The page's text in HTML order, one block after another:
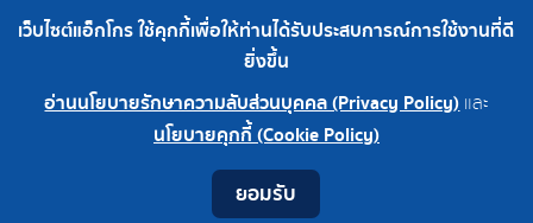
Copyright © 2019 Ag-gro (Thailand) Co., Ltd. All Rights Reserved.
Telephone : 0-2308-2102 | Fax : 0-2308-2487
เว็บไซต์แอ็กโกร ใช้คุกกี้เพื่อให้ท่านได้รับประสบการณ์การใช้งานที่ดี
ยิ่งขึ้น
อ่านนโยบายรักษาความลับส่วนบุคคล (Privacy Policy) และ
นโยบายคุกกี้ (Cookie Policy)
ยอมรับ
0-2308-2102
Factory 0-2324-0515-6
ContactYoutube
LINE